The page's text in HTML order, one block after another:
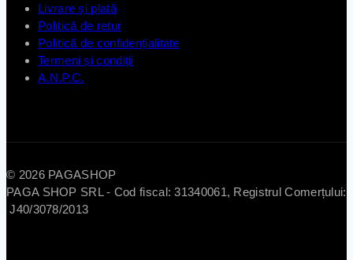
Livrare și plată
Politică de retur
Politică de confidențialitate
Termeni și condiții
A.N.P.C.
© 2026 PAGASHOP
PAGA SHOP SRL - Cod fiscal: 31340061, Registrul Comerțului:
J40/3078/2013